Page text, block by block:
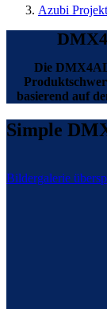
Azubi
Die
basierend auf
Simple
Bildergalerie